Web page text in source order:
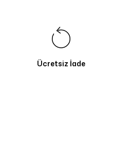
Ücretsiz İade